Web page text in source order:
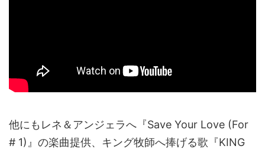
他にもレネ＆アンジェラへ『Save Your Love (For
# 1)』の楽曲提供、キング牧師へ捧げる歌『KING